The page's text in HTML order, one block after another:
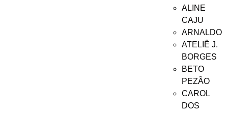
ALINE
CAJU
ARNALDO
ATELIÊ J.
BORGES
BETO
PEZÃO
CAROL
DOS